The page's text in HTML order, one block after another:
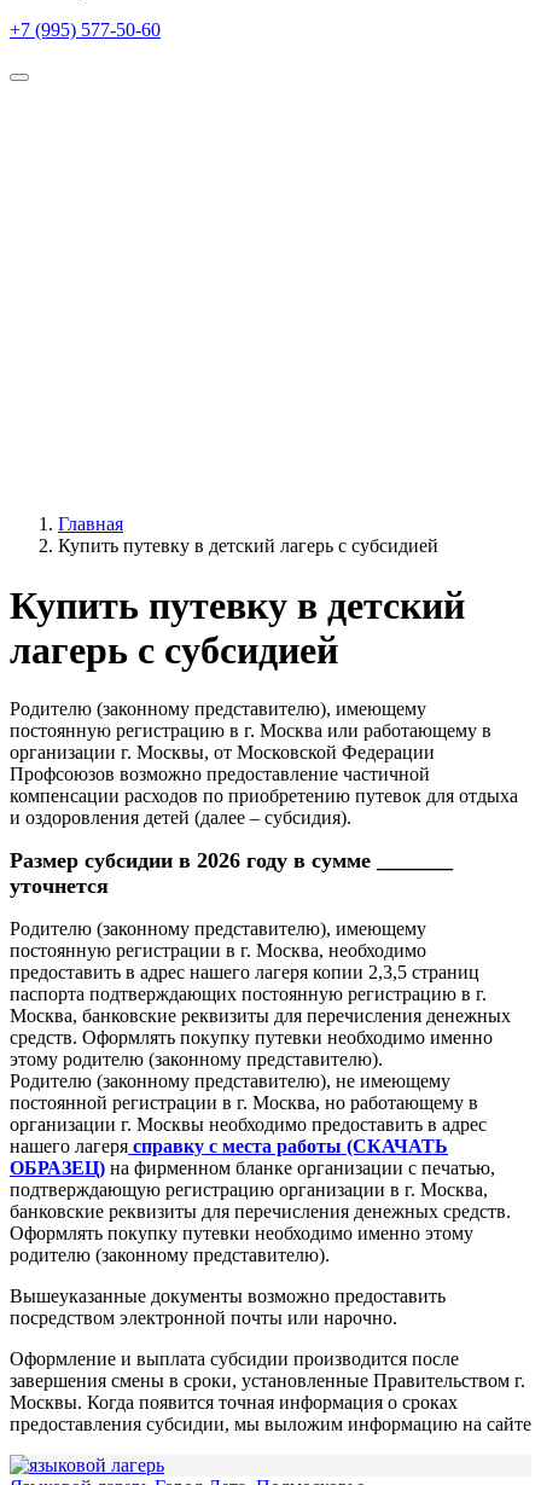
+7 (995) 577-50-60
Главная
Купить путевку в детский лагерь с субсидией
Купить путевку в детский
лагерь с субсидией
Родителю (законному представителю), имеющему
постоянную регистрацию в г. Москва или работающему в
организации г. Москвы, от Московской Федерации
Профсоюзов возможно предоставление частичной
компенсации расходов по приобретению путевок для отдыха
и оздоровления детей (далее – субсидия).
Размер субсидии в 2026 году в сумме _______
уточнется
Родителю (законному представителю), имеющему
постоянную регистрации в г. Москва, необходимо
предоставить в адрес нашего лагеря копии 2,3,5 страниц
паспорта подтверждающих постоянную регистрацию в г.
Москва, банковские реквизиты для перечисления денежных
средств. Оформлять покупку путевки необходимо именно
этому родителю (законному представителю).
Родителю (законному представителю), не имеющему
постоянной регистрации в г. Москва, но работающему в
организации г. Москвы необходимо предоставить в адрес
нашего лагеря справку с места работы (СКАЧАТЬ
ОБРАЗЕЦ) на фирменном бланке организации с печатью,
подтверждающую регистрацию организации в г. Москва,
банковские реквизиты для перечисления денежных средств.
Оформлять покупку путевки необходимо именно этому
родителю (законному представителю).
Вышеуказанные документы возможно предоставить
посредством электронной почты или нарочно.
Оформление и выплата субсидии производится после
завершения смены в сроки, установленные Правительством г.
Москвы. Когда появится точная информация о сроках
предоставления субсидии, мы выложим информацию на сайте